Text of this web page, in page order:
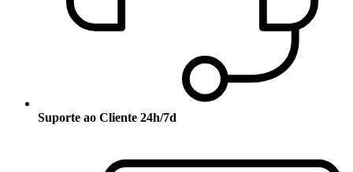
Suporte ao Cliente 24h/7d